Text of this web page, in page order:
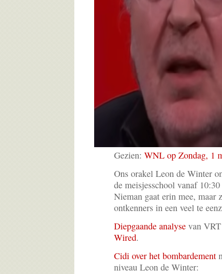
Gezien: WNL op Zondag, 1
Ons orakel Leon de Winter
de meisjesschool vanaf
Nieman gaat erin mee, maar
ontkenners in een veel te
Diepgaande analyse van
Wired.
Cidi over het bombardement
niveau Leon de Winter: